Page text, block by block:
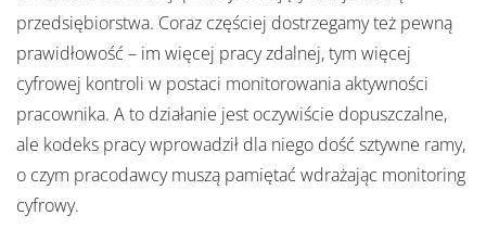
przedsiębiorstwa. Coraz częściej dostrzegamy też pewną
prawidłowość – im więcej pracy zdalnej, tym więcej
cyfrowej kontroli w postaci monitorowania aktywności
pracownika. A to działanie jest oczywiście dopuszczalne,
ale kodeks pracy wprowadził dla niego dość sztywne ramy,
o czym pracodawcy muszą pamiętać wdrażając monitoring
cyfrowy.